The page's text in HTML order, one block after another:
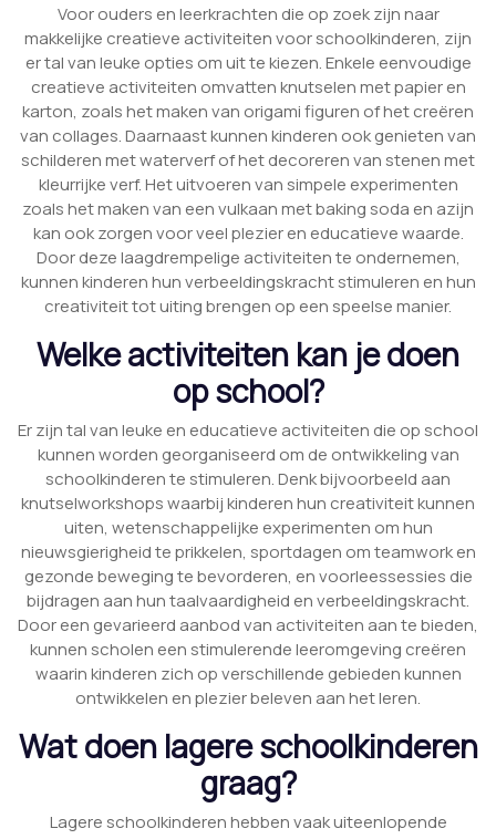
Voor ouders en leerkrachten die op zoek zijn naar
makkelijke creatieve activiteiten voor schoolkinderen, zijn
er tal van leuke opties om uit te kiezen. Enkele eenvoudige
creatieve activiteiten omvatten knutselen met papier en
karton, zoals het maken van origami figuren of het creëren
van collages. Daarnaast kunnen kinderen ook genieten van
schilderen met waterverf of het decoreren van stenen met
kleurrijke verf. Het uitvoeren van simpele experimenten
zoals het maken van een vulkaan met baking soda en azijn
kan ook zorgen voor veel plezier en educatieve waarde.
Door deze laagdrempelige activiteiten te ondernemen,
kunnen kinderen hun verbeeldingskracht stimuleren en hun
creativiteit tot uiting brengen op een speelse manier.
Welke activiteiten kan je doen
op school?
Er zijn tal van leuke en educatieve activiteiten die op school
kunnen worden georganiseerd om de ontwikkeling van
schoolkinderen te stimuleren. Denk bijvoorbeeld aan
knutselworkshops waarbij kinderen hun creativiteit kunnen
uiten, wetenschappelijke experimenten om hun
nieuwsgierigheid te prikkelen, sportdagen om teamwork en
gezonde beweging te bevorderen, en voorleessessies die
bijdragen aan hun taalvaardigheid en verbeeldingskracht.
Door een gevarieerd aanbod van activiteiten aan te bieden,
kunnen scholen een stimulerende leeromgeving creëren
waarin kinderen zich op verschillende gebieden kunnen
ontwikkelen en plezier beleven aan het leren.
Wat doen lagere schoolkinderen
graag?
Lagere schoolkinderen hebben vaak uiteenlopende